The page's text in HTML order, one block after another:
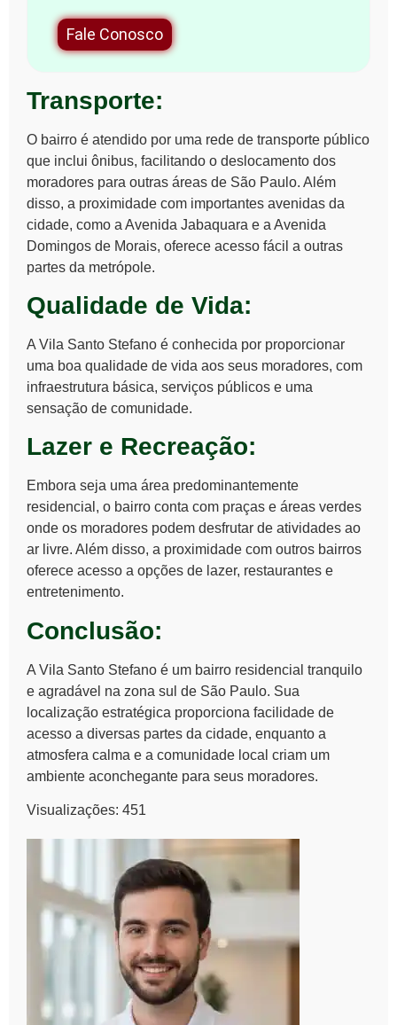
Fale Conosco
Transporte:
O bairro é atendido por uma rede de transporte público
que inclui ônibus, facilitando o deslocamento dos
moradores para outras áreas de São Paulo. Além
disso, a proximidade com importantes avenidas da
cidade, como a Avenida Jabaquara e a Avenida
Domingos de Morais, oferece acesso fácil a outras
partes da metrópole.
Qualidade de Vida:
A Vila Santo Stefano é conhecida por proporcionar
uma boa qualidade de vida aos seus moradores, com
infraestrutura básica, serviços públicos e uma
sensação de comunidade.
Lazer e Recreação:
Embora seja uma área predominantemente
residencial, o bairro conta com praças e áreas verdes
onde os moradores podem desfrutar de atividades ao
ar livre. Além disso, a proximidade com outros bairros
oferece acesso a opções de lazer, restaurantes e
entretenimento.
Conclusão:
A Vila Santo Stefano é um bairro residencial tranquilo
e agradável na zona sul de São Paulo. Sua
localização estratégica proporciona facilidade de
acesso a diversas partes da cidade, enquanto a
atmosfera calma e a comunidade local criam um
ambiente aconchegante para seus moradores.
Visualizações: 451